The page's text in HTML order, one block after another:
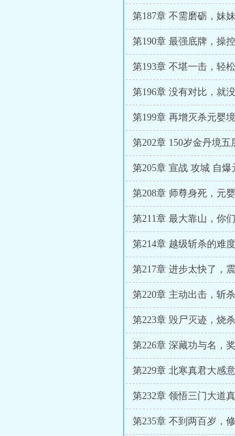
第187章 不需磨砺，妹
第190章 最强底牌，操
第193章 不堪一击，轻
第196章 没有对比，就
第199章 再增灭杀元婴
第202章 150岁金丹境
第205章 宣战 攻城 自爆
第208章 师尊身死，元
第211章 最大靠山，你
第214章 越级斩杀的难
第217章 进步太快了，
第220章 主动出击，斩
第223章 毁尸灭迹，烧
第226章 深藏功与名，
第229章 北寒真君大感
第232章 领悟三门大道
第235章 不到两百岁，